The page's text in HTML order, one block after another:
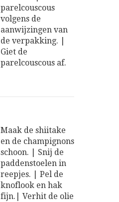
parelcouscous
volgens de
aanwijzingen van
de verpakking. |
Giet de
parelcouscous af.
Maak de shiitake
en de champignons
schoon. | Snij de
paddenstoelen in
reepjes. | Pel de
knoflook en hak
fijn.| Verhit de olie